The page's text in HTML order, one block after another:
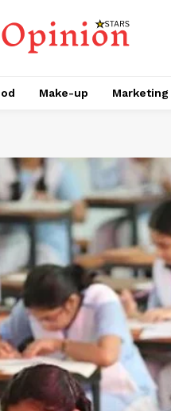
Make-up Marketing